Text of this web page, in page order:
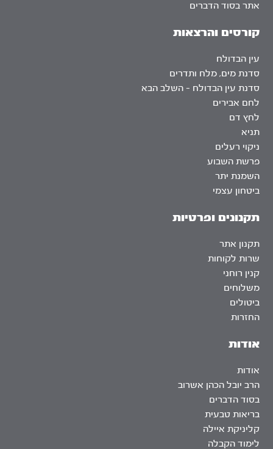
אודות
אודות
הרב יובל הכהן אשרוב
בסוד הדברים
בריאות טבעית
קליניקת איילה
לימוד הקבלה
אתר בסוד הדברים
קורסים והרצאות
עין הבדולח
סדנת מים, מלח ותדרים
סדנת עין הבדולח – השלב הבא
לחם אבירים
לחץ דם
תניא
ניקוי רעלים
פרשת השבוע
השמנת יתר
ביטחון עצמי
תקנונים ופרטיות
תקנון אתר
שרות לקוחות
קנין רוחני
משלוחים
ביטולים
החזרות